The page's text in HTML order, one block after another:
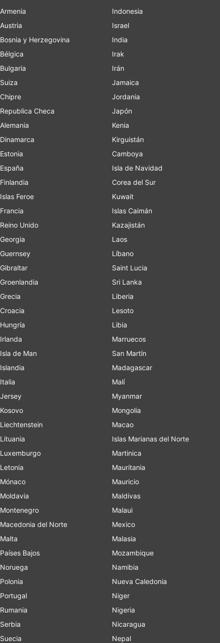
Armenia
Austria
Bosnia y Herzegovina
Bélgica
Bulgaria
Suiza
Chipre
Republica Checa
Alemania
Dinamarca
Estonia
España
Finlandia
Islas Feroe
Francia
Reino Unido
Georgia
Guernsey
Gibraltar
Groenlandia
Grecia
Croacia
Hungría
Irlanda
Isla de Man
Islandia
Italia
Jersey
Kosovo
Liechtenstein
Lituania
Luxemburgo
Letonia
Mónaco
Moldavia
Montenegro
Macedonia del Norte
Malta
Países Bajos
Noruega
Polonia
Portugal
Rumania
Serbia
Suecia
Indonesia
Israel
India
Irak
Irán
Jamaica
Jordania
Japón
Kenia
Kirguistán
Camboya
Isla de Navidad
Corea del Sur
Kuwait
Islas Caimán
Kazajistán
Laos
Líbano
Saint Lucia
Sri Lanka
Liberia
Lesoto
Libia
Marruecos
San Martín
Madagascar
Malí
Myanmar
Mongolia
Macao
Islas Marianas del Norte
Martinica
Mauritania
Mauricio
Maldivas
Malaui
Mexico
Malasia
Mozambique
Namibia
Nueva Caledonia
Niger
Nigeria
Nicaragua
Nepal